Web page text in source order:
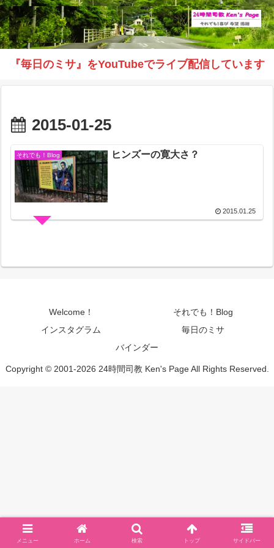
『毎日のミサ』をYouTubeでライブ配信しています
2015-01-25
それでも！Blog ヒンズーの寛大さ？
2015.01.25
Welcome！
それでも！Blog
インスタグラム
毎日のミサ
バインダー
Copyright © 2001-2026 24時間司教 Ken's Page All Rights Reserved.
メニュー ホーム 検索 トップ サイドバー